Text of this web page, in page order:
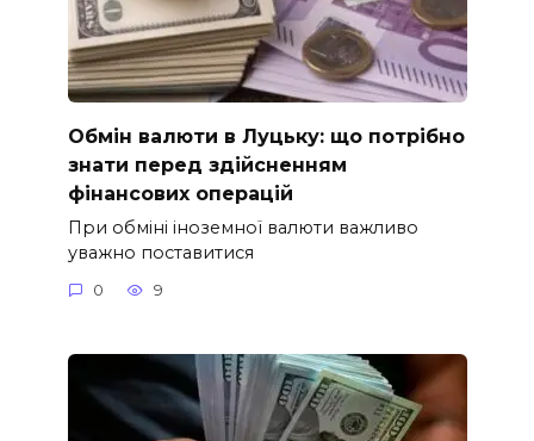
Обмін валюти в Луцьку: що потрібно
знати перед здійсненням
фінансових операцій
При обміні іноземної валюти важливо
уважно поставитися
0 9